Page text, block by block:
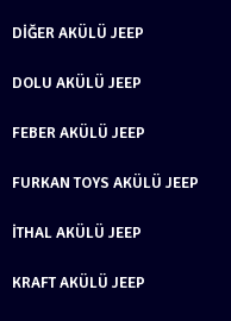
DIĞER AKÜLÜ JEEP
DOLU AKÜLÜ JEEP
FEBER AKÜLÜ JEEP
FURKAN TOYS AKÜLÜ JEEP
İTHAL AKÜLÜ JEEP
KRAFT AKÜLÜ JEEP